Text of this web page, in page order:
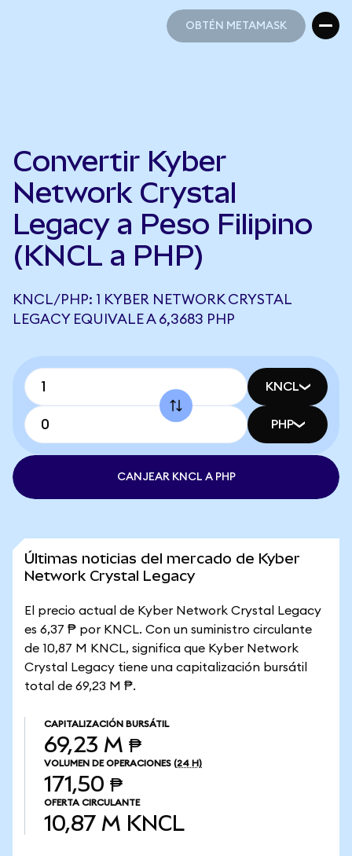
OBTÉN METAMASK
Convertir Kyber
Network Crystal
Legacy a Peso Filipino
(KNCL a PHP)
KNCL/PHP: 1 KYBER NETWORK CRYSTAL
LEGACY EQUIVALE A 6,3683 PHP
KNCL
PHP
CANJEAR KNCL A PHP
Últimas noticias del mercado de Kyber
Network Crystal Legacy
El precio actual de Kyber Network Crystal Legacy
es 6,37 ₱ por KNCL. Con un suministro circulante
de 10,87 M KNCL, significa que Kyber Network
Crystal Legacy tiene una capitalización bursátil
total de 69,23 M ₱.
CAPITALIZACIÓN BURSÁTIL
69,23 M ₱
VOLUMEN DE OPERACIONES (24 H)
171,50 ₱
OFERTA CIRCULANTE
10,87 M KNCL